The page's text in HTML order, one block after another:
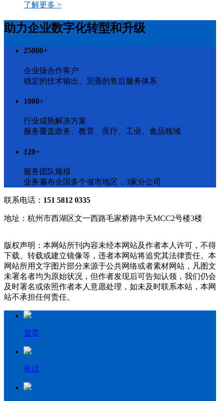
了解更多 >
助力企业数字化转型和升级
25000+
企业级合作客户
稳定的技术输出、完善的售后服务体系
1000+
行业成熟解决方案
服务覆盖政务、教育、医疗、工业、食品领域
120+
服务团队规模
业务遍布全国多个省市地区，3家分公司
联系电话： 151 5812 0335
地址：杭州市西湖区文一西路毛家桥路中天MCC2号楼3楼
版权声明：本网站所刊内容未经本网站及作者本人许可，不得
下载、转载或建立镜像等，违者本网站将追究其法律责任。本
网站所用文字图片部分来源于公共网络或者素材网站，凡图文
未署名者均为原始状况，但作者发现后可告知认领，我们仍会
及时署名或依照作者本人意愿处理，如未及时联系本站，本网
站不承担任何责任。
首页
电话